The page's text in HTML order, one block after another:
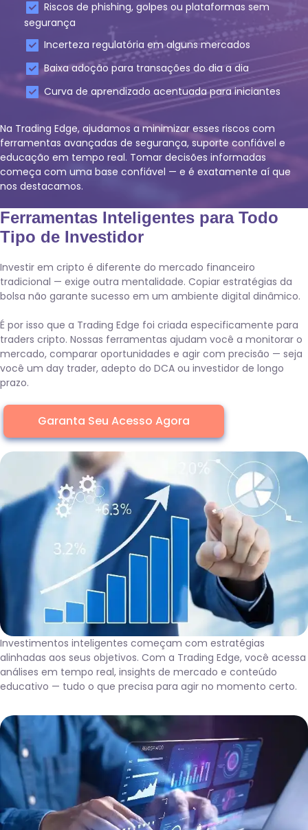
Riscos de phishing, golpes ou plataformas sem
segurança
Incerteza regulatória em alguns mercados
Baixa adoção para transações do dia a dia
Curva de aprendizado acentuada para iniciantes
Na Trading Edge, ajudamos a minimizar esses riscos com
ferramentas avançadas de segurança, suporte confiável e
educação em tempo real. Tomar decisões informadas
começa com uma base confiável — e é exatamente aí que
nos destacamos.
Ferramentas Inteligentes para Todo
Tipo de Investidor
Investir em cripto é diferente do mercado financeiro
tradicional — exige outra mentalidade. Copiar estratégias da
bolsa não garante sucesso em um ambiente digital dinâmico.
É por isso que a Trading Edge foi criada especificamente para
traders cripto. Nossas ferramentas ajudam você a monitorar o
mercado, comparar oportunidades e agir com precisão — seja
você um day trader, adepto do DCA ou investidor de longo
prazo.
Garanta Seu Acesso Agora
Investimentos inteligentes começam com estratégias
alinhadas aos seus objetivos. Com a Trading Edge, você acessa
análises em tempo real, insights de mercado e conteúdo
educativo — tudo o que precisa para agir no momento certo.